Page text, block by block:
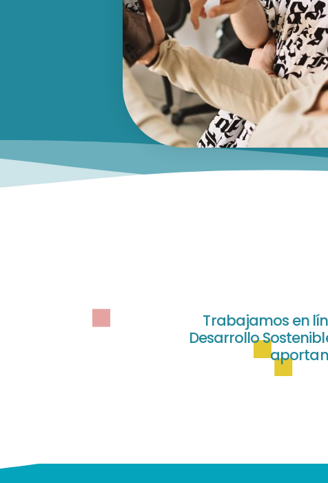
Trabajamos en
Desarrollo